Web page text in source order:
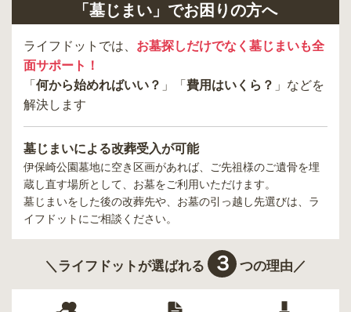
「墓じまい」でお困りの方へ
ライフドットでは、 お墓探しだけでなく墓じまいも全
面サポート！
「 何から始めればいい？ 」「 費用はいくら？ 」などを
解決します
墓じまいによる改葬受入が可能
伊保崎公園墓地に空き区画があれば、ご先祖様のご遺骨を埋
蔵し直す場所として、お墓をご利用いただけます。
墓じまいをした後の改葬先や、お墓の引っ越し先選びは、ラ
イフドットにご相談ください。
＼ライフドットが選ばれる ３ つの理由／